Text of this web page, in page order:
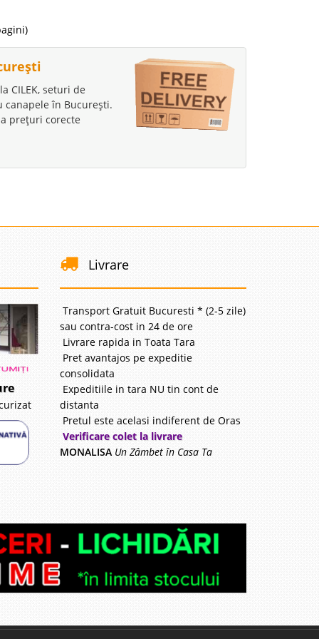
Lei
Lei
CILEK, seturi de
în București.
prețuri corecte
Livrare
Transport Gratuit Bucuresti * (2-5 zile)
sau contra-cost in 24 de ore
Livrare rapida in Toata Tara
Pret avantajos pe expeditie
consolidata
Expeditiile in tara NU tin cont de
distanta
Pretul este acelasi indiferent de Oras
Verificare colet la livrare
MONALISA Un Zâmbet în Casa Ta